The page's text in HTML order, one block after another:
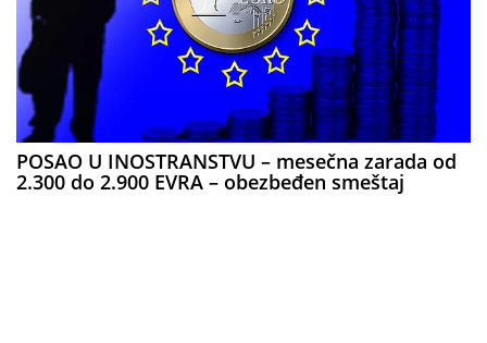
POSAO U INOSTRANSTVU – mesečna zarada od
2.300 do 2.900 EVRA – obezbeđen smeštaj